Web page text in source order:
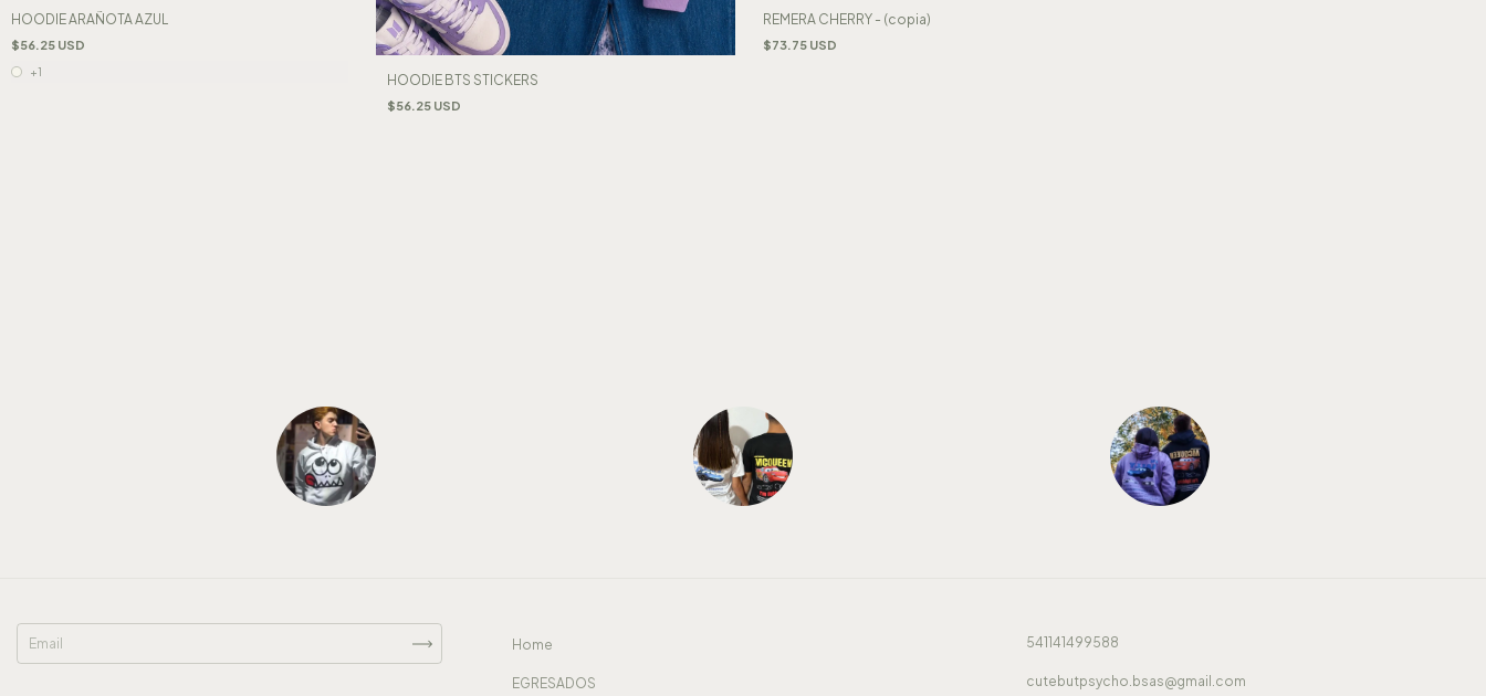
HOODIE ARAÑOTA AZUL
$56.25 USD
+1
HOODIE BTS STICKERS
$56.25 USD
REMERA CHERRY - (copia)
$73.75 USD
Home
EGRESADOS
541141499588
cutebutpsycho.bsas@gmail.com